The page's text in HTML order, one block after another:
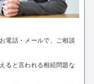
電話・メールで、ご相談
ると言われる相続問題な